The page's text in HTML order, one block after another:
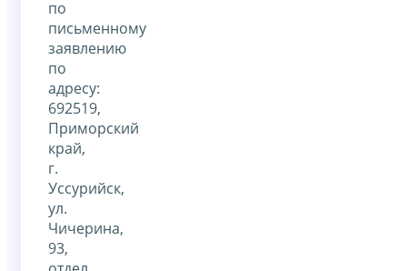
по
письменному
заявлению
по
адресу:
692519,
Приморский
край,
г.
Уссурийск,
ул.
Чичерина,
93,